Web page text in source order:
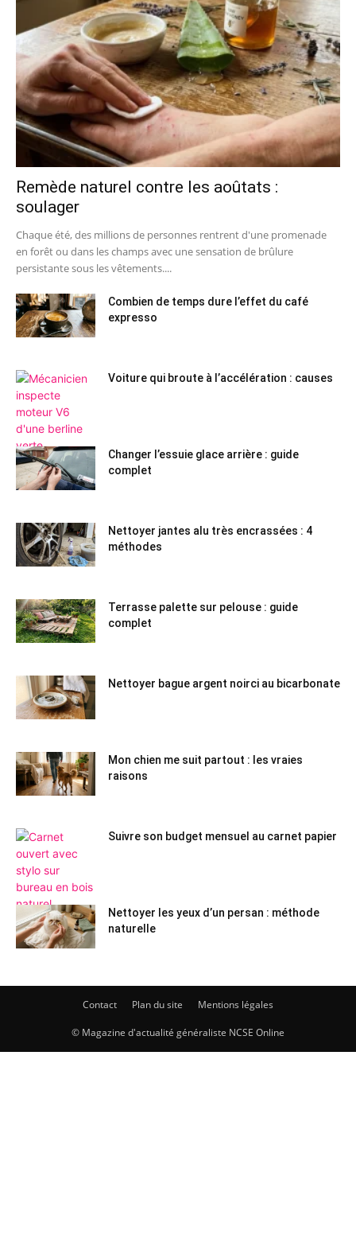
Remède naturel contre les aoûtats :
soulager
Chaque été, des millions de personnes rentrent d'une promenade
en forêt ou dans les champs avec une sensation de brûlure
persistante sous les vêtements....
Combien de temps dure l’effet du café
expresso
Voiture qui broute à l’accélération : causes
Changer l’essuie glace arrière : guide
complet
Nettoyer jantes alu très encrassées : 4
méthodes
Terrasse palette sur pelouse : guide
complet
Nettoyer bague argent noirci au bicarbonate
Mon chien me suit partout : les vraies
raisons
Suivre son budget mensuel au carnet papier
Nettoyer les yeux d’un persan : méthode
naturelle
Contact Plan du site Mentions légales
© Magazine d'actualité généraliste NCSE Online